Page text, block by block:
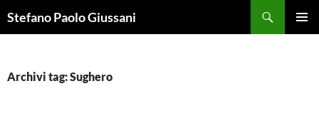
alStefano Paolo Giussani
Archivi tag: Sughero